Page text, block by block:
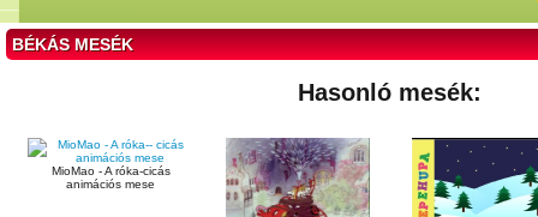
BÉKÁS MESÉK
Hasonló mesék:
MioMao - A róka-cicás
animációs mese